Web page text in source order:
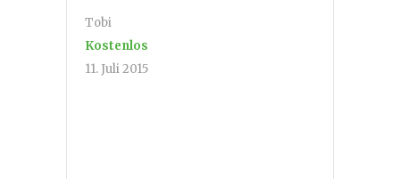
Tobi
Kostenlos
11. Juli 2015